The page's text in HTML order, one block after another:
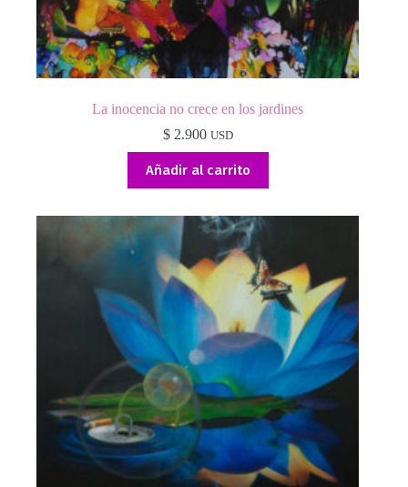
La inocencia no crece en los jardines
$2.900 USD
Añadir al carrito